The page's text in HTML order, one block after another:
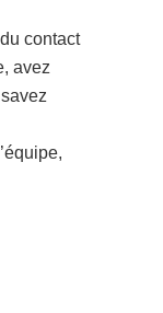
contact
avez